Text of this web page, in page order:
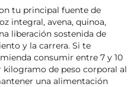
tu principal fuente de
integral, avena, quinoa,
liberación sostenida de
y la carrera. Si te
consumir entre 7 y 10
de peso corporal al
una alimentación